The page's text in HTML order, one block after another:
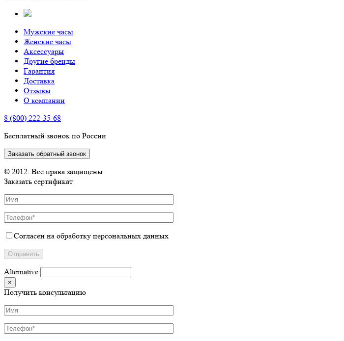
Мужские часы
Женские часы
Аксессуары
Другие бренды
Гарантия
Доставка
Отзывы
О компании
8 (800) 222-35-68
Бесплатный звонок по России
Заказать обратный звонок
© 2012. Все права защищены
Заказать сертификат
Согласен на обработку персональных данных
Alternative:
×
Получить консультацию